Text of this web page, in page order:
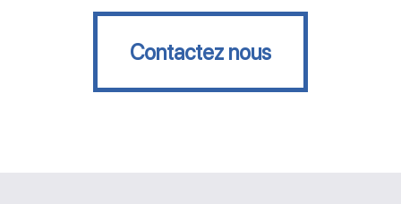
Contactez nous
Contactez nous